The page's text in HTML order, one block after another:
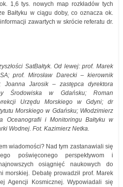
1,6 tys. nowych map rozkładów tych
Bałtyku w ciągu doby, co oznacza ok.
zawartych w skrócie referatu dr.
SatBałtyk. Od lewej: prof. Marek
prof. Mirosław Darecki – kierownik
Joanna Jarosik – zastępca dyrektora
Środowiska w Gdańsku; Roman
Urzędu Morskiego w Gdyni; dr
Morskiego w Gdańsku; Włodzimierz
Oceanografii i Monitoringu Bałtyku w
Wodnej. Fot. Kazimierz Netka.
wiadomości? Nad tym zastanawiali się
poświęconego perspektywom i
osiągnięć naukowych do
morskiej. Debatę prowadził prof. Marek
Agencji Kosmicznej. Wypowiadali się